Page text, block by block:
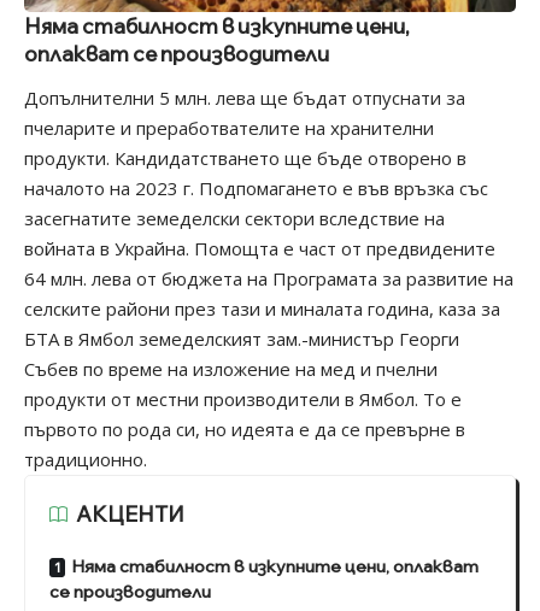
Няма стабилност в изкупните цени,
оплакват се производители
Допълнителни 5 млн. лева ще бъдат отпуснати за
пчеларите и преработвателите на хранителни
продукти. Кандидатстването ще бъде отворено в
началото на 2023 г. Подпомагането е във връзка със
засегнатите земеделски сектори вследствие на
войната в Украйна. Помощта е част от предвидените
64 млн. лева от бюджета на Програмата за развитие на
селските райони през тази и миналата година, каза за
БТА в Ямбол земеделският зам.-министър Георги
Събев по време на изложение на мед и пчелни
продукти от местни производители в Ямбол. То е
първото по рода си, но идеята е да се превърне в
традиционно.
АКЦЕНТИ
Няма стабилност в изкупните цени, оплакват
се производители